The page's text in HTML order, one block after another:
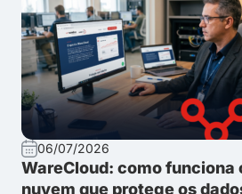
06/07/2026
WareCloud: como funciona
nuvem que protege os